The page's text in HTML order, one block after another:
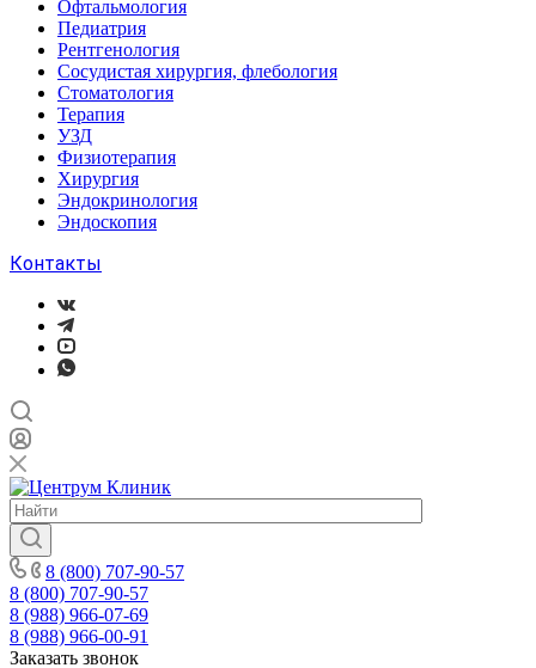
Офтальмология
Педиатрия
Рентгенология
Сосудистая хирургия, флебология
Стоматология
Терапия
УЗД
Физиотерапия
Хирургия
Эндокринология
Эндоскопия
Контакты
8 (800) 707-90-57
8 (800) 707-90-57
8 (988) 966-07-69
8 (988) 966-00-91
Заказать звонок